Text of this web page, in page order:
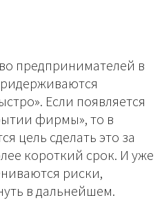
предпринимателей в
Если появляется
фирмы», то в
цель сделать это за
короткий срок. И уже
риски,
в дальнейшем.